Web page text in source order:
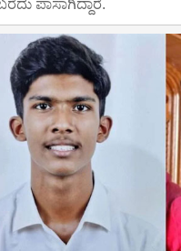
ಪಾಸಾಗಿದ್ದಾರೆ.